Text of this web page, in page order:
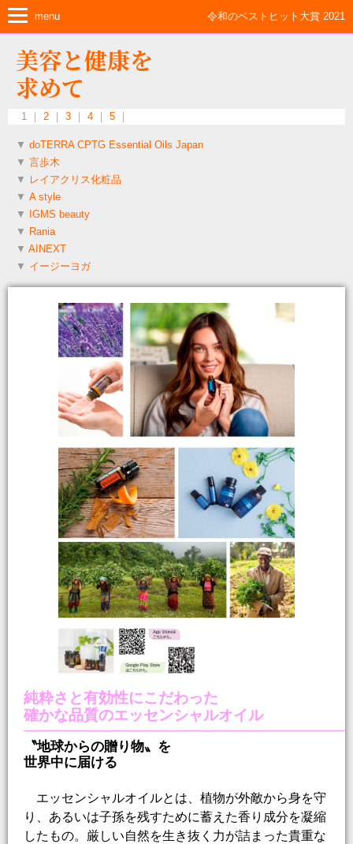
menu 令和のベストヒット大賞 2021
美容と健康を
求めて
1 ｜ 2 3 4 5
▼ doTERRA CPTG Essential Oils Japan
▼ 言歩木
▼ レイアクリス化粧品
▼ A style
▼
IGMS beauty
▼ Rania
▼ AINEXT
▼ イージーヨガ
純粋さと有効性にこだわった
確かな品質のエッセンシャルオイル
〝地球からの贈り物〟を
世界中に届ける
エッセンシャルオイルとは、植物が外敵から身を守
り、あるいは子孫を残すために蓄えた香り成分を凝縮
したもの。厳しい自然を生き抜く力が詰まった貴重な